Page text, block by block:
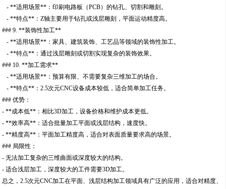
- **适用场景**：印刷电路板（PCB）的钻孔、切割和雕刻。
- **特点**：Z轴主要用于钻孔或浅层雕刻，平面运动精度高。
### 9. **装饰性加工**
- **适用场景**：家具、建筑装饰、工艺品等领域的装饰性加工。
- **特点**：通过浅层雕刻或切割实现复杂的装饰效果。
### 10. **加工需求**
- **适用场景**：预算有限、不需要复杂三维加工的场合。
- **特点**：2.5次元CNC设备成本较低，适合简单加工任务。
### 优势：
- **成本低**：相比3D加工，设备价格和维护成本更低。
- **效率高**：适合批量加工平面或浅层结构，速度快。
- **精度高**：平面加工精度高，适合对表面质量要求高的场景。
### 局限性：
- 无法加工复杂的三维曲面或深度较大的结构。
- 适合浅层加工，深度较大的工件需要3D加工。
总之，2.5次元CNC加工在平面、浅层结构加工领域具有广泛的应用，适合对精度、